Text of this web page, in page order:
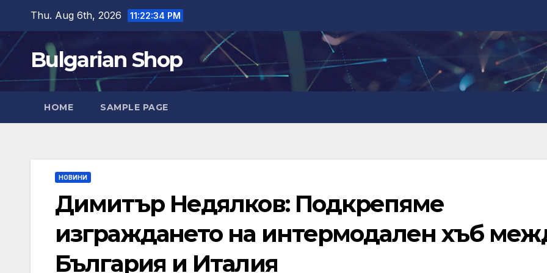
content
Thu. Aug 6th, 2026 11:22:35 PM
Bulgarian Shop
HOME SAMPLE PAGE
НОВИНИ
Димитър Недялков: Подкрепяме
изграждането на интермодален хъб
България и Италия